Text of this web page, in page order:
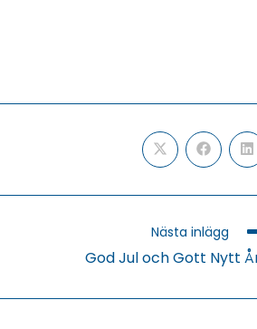
Öppnas
i
nytt
Öppnas
i
nytt
i
Nästa inlägg
God Jul och Gott Nytt